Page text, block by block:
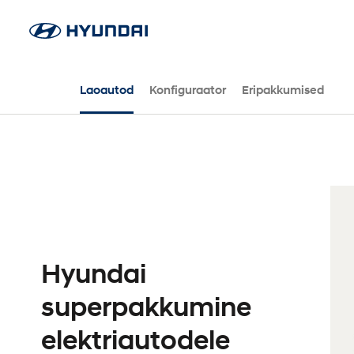
Laoautod Konfiguraator Eripakkumised
Hyundai
superpakkumine
elektriautodele